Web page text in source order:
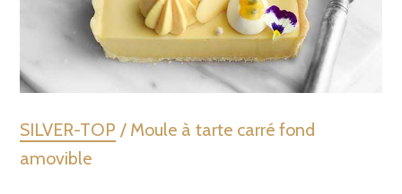
SILVER-TOP / Moule à tarte carré fond
amovible